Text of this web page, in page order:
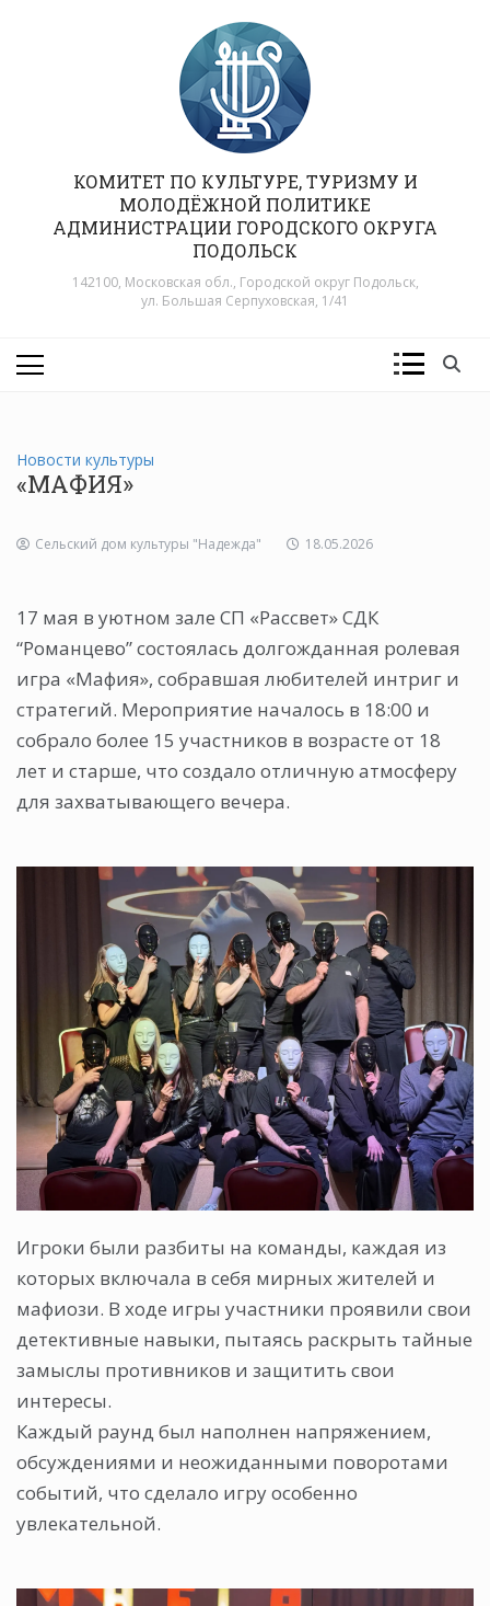
КОМИТЕТ ПО КУЛЬТУРЕ, ТУРИЗМУ И
МОЛОДЁЖНОЙ ПОЛИТИКЕ
АДМИНИСТРАЦИИ ГОРОДСКОГО ОКРУГА
ПОДОЛЬСК
142100, Московская обл., Городской округ Подольск,
ул. Большая Серпуховская, 1/41
Новости культуры
«МАФИЯ»
Сельский дом культуры "Надежда" 18.05.2026
17 мая в уютном зале СП «Рассвет» СДК
“Романцево” состоялась долгожданная ролевая
игра «Мафия», собравшая любителей интриг и
стратегий. Мероприятие началось в 18:00 и
собрало более 15 участников в возрасте от 18
лет и старше, что создало отличную атмосферу
для захватывающего вечера.
Игроки были разбиты на команды, каждая из
которых включала в себя мирных жителей и
мафиози. В ходе игры участники проявили свои
детективные навыки, пытаясь раскрыть тайные
замыслы противников и защитить свои
интересы.
Каждый раунд был наполнен напряжением,
обсуждениями и неожиданными поворотами
событий, что сделало игру особенно
увлекательной.